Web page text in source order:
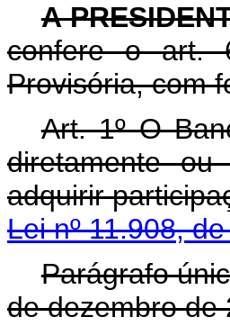
A
confere o art.
Provisória, com
Art. 1º O
diretamente
adquirir
Lei nº 11.908,
Parágrafo
de dezembro de